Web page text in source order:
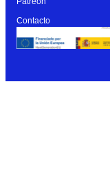
Contacto